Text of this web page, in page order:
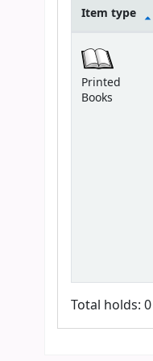
Item type
Printed
Books
Total holds: 0